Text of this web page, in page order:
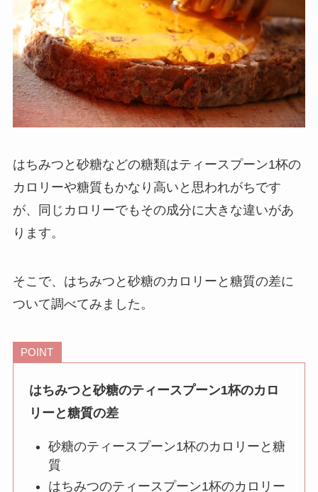
はちみつと砂糖などの糖類はティースプーン1杯の
カロリーや糖質もかなり高いと思われがちです
が、同じカロリーでもその成分に大きな違いがあ
ります。
そこで、はちみつと砂糖のカロリーと糖質の差に
ついて調べてみました。
POINT
はちみつと砂糖のティースプーン1杯のカロ
リーと糖質の差
砂糖のティースプーン1杯のカロリーと糖
質
はちみつのティースプーン1杯のカロリー